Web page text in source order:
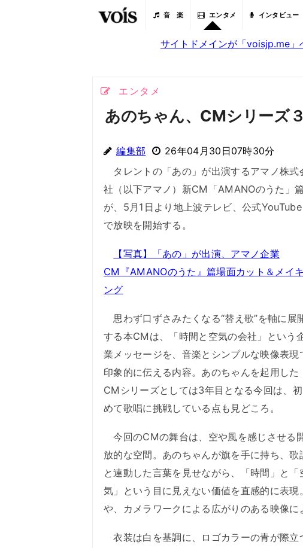
音 楽 エンタメ インタビュー
サイトドメインが「voisjp.me」
エンタメ
あのちゃん、CMシリーズ
編集部 26年04月30日07時30分
タレントの「あの」が出演するアマノ株式
社（以下アマノ）新CM「AMANOのうた」篇
が、5月1日より地上波テレビ、公式YouTube
で放映を開始する。
【写真】「あの」が出演、アマノ企業
CM『AMANOのうた』篇場面カット＆メイキ
ング
思わず口ずさみたくなる“替え歌”を軸に展
する本CMは、「時間と空気の会社」という
業メッセージを、音楽とシンプルな映像表現
印象的に伝える内容。あのちゃんを起用した
CMシリーズとしては3年目となる今回は、初
めて歌唱に挑戦している点も見どころ。
今回のCMの舞台は、空や風を感じさせる
放的な空間。あのちゃんが旗を手に持ち、歌
と連動した言葉を見せながら、「時間」と「
気」という目に見えない価値を直感的に表
や、カメラワークによる広がりのある映像に
衣装は白を基調に、ロゴカラーの青が際立